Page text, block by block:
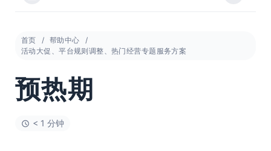
首页
帮助中心
活动大促、平台规则调整、热门经营专题服务方案
预热期
< 1 分钟